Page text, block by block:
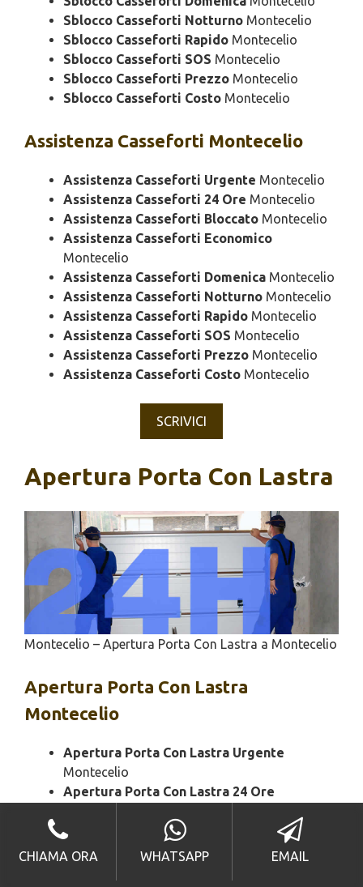
Sblocco Casseforti Notturno Montecelio
Sblocco Casseforti Rapido Montecelio
Sblocco Casseforti SOS Montecelio
Sblocco Casseforti Prezzo Montecelio
Sblocco Casseforti Costo Montecelio
Assistenza Casseforti Montecelio
Assistenza Casseforti Urgente Montecelio
Assistenza Casseforti 24 Ore Montecelio
Assistenza Casseforti Bloccato Montecelio
Assistenza Casseforti Economico
Montecelio
Assistenza Casseforti Domenica Montecelio
Assistenza Casseforti Notturno Montecelio
Assistenza Casseforti Rapido Montecelio
Assistenza Casseforti SOS Montecelio
Assistenza Casseforti Prezzo Montecelio
Assistenza Casseforti Costo Montecelio
SCRIVICI
Apertura Porta Con Lastra
Montecelio – Apertura Porta Con Lastra a Montecelio
Apertura Porta Con Lastra
Montecelio
Apertura Porta Con Lastra Urgente
Montecelio
Apertura Porta Con Lastra 24 Ore
Apertura Portone Bloccato Con la Lastra
Montecelio
CHIAMA ORA WHATSAPP EMAIL